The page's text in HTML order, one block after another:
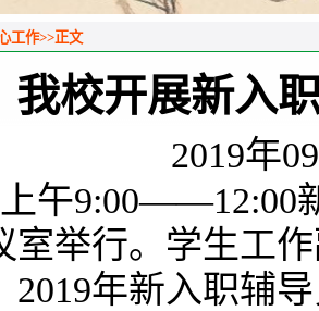
工作>>正文
我校开展新入
2019年
午9:00——12:00
室举行。学生工
2019年新入职辅